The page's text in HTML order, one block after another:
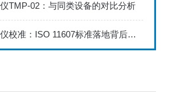
TMP-02：与同类设备的对比分析
医药包装密封仪校准：ISO 11607标准落地背后的严谨细节